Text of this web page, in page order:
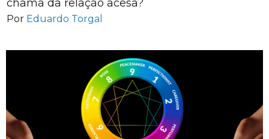
chama da relação acesa?
Por Eduardo Torgal